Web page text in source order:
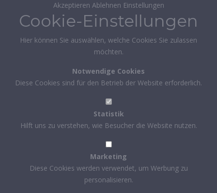
Akzeptieren Ablehnen Einstellungen
Cookie-Einstellungen
Hier können Sie auswählen, welche Cookies Sie zulassen
möchten.
Notwendige Cookies
Diese Cookies sind für den Betrieb der Website erforderlich.
Statistik
Hilft uns zu verstehen, wie Besucher die Website nutzen.
Marketing
Diese Cookies werden verwendet, um Werbung zu
personalisieren.